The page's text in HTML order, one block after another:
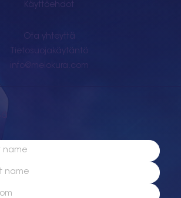
Käyttöehdot
Tietosuojakäytäntö
Ota yhteyttä
info@melokura.com